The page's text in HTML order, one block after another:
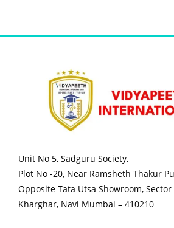
Unit No 5, Sadguru Society,
Plot No -20, Near Ramsheth Thakur
Opposite Tata Utsa Showroom, Sector
Kharghar, Navi Mumbai – 410210